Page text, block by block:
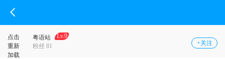
点击
重新
加载
粤语站
Lv.9
粉丝 81
+关注